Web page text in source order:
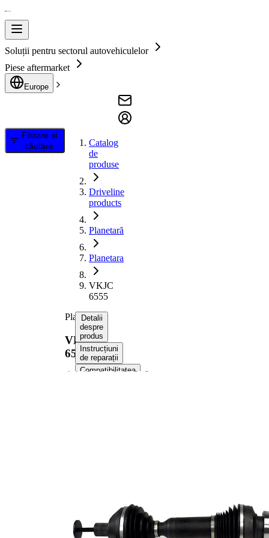
Soluții pentru sectorul autovehiculelor
Piese aftermarket
Europe
Filtrare și
căutare
Catalog
de
produse
Driveline
products
Planetară
Planetara
VKJC
6555
Planetara
VKJC
6555
Detalii
despre
produs
Instrucțiuni
de reparații
Compatibilitatea
Dantura
exterioara parte
28